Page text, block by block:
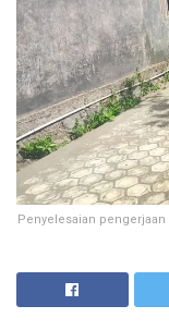
Penyelesaian pengerjaan